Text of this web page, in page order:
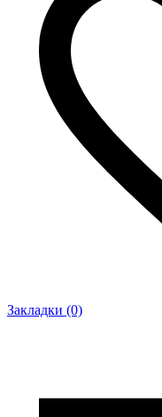
Закладки (0)